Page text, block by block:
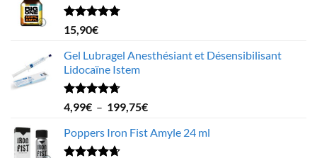
Note4.78
sur 5
15,90€
Gel Lubragel Anesthésiant et Désensibilisant
Lidocaïne Istem
Note4.70
sur 5
4,99€ – 199,75€Plage
prix :
Poppers Iron Fist Amyle 24 ml